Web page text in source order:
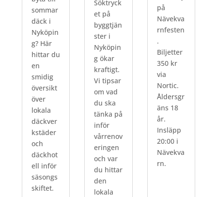
sommar
däck i
Nyköpin
g? Här
hittar du
en
smidig
översikt
över
lokala
däckver
kstäder
och
däckhot
ell inför
säsongs
skiftet.
Söktryck
et på
byggtjän
ster i
Nyköpin
g ökar
kraftigt.
Vi tipsar
om vad
du ska
tänka på
inför
vårrenov
eringen
och var
du hittar
den
lokala
på
Nävekva
rnfesten
.
Biljetter
350 kr
via
Nortic.
Åldersgr
äns 18
år.
Insläpp
20:00 i
Nävekva
rn.